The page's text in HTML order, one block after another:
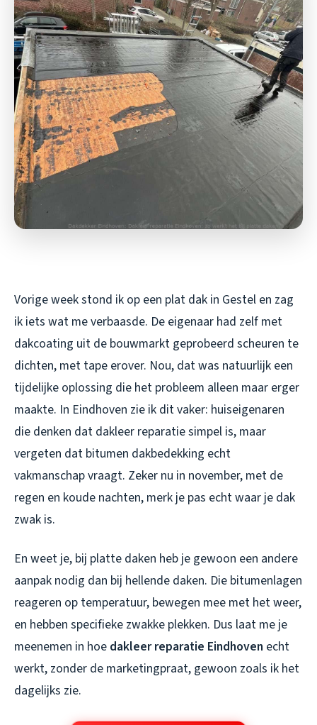
Vorige week stond ik op een plat dak in Gestel en zag
ik iets wat me verbaasde. De eigenaar had zelf met
dakcoating uit de bouwmarkt geprobeerd scheuren te
dichten, met tape erover. Nou, dat was natuurlijk een
tijdelijke oplossing die het probleem alleen maar erger
maakte. In Eindhoven zie ik dit vaker: huiseigenaren
die denken dat dakleer reparatie simpel is, maar
vergeten dat bitumen dakbedekking echt
vakmanschap vraagt. Zeker nu in november, met de
regen en koude nachten, merk je pas echt waar je dak
zwak is.
En weet je, bij platte daken heb je gewoon een andere
aanpak nodig dan bij hellende daken. Die bitumenlagen
reageren op temperatuur, bewegen mee met het weer,
en hebben specifieke zwakke plekken. Dus laat me je
meenemen in hoe dakleer reparatie Eindhoven echt
werkt, zonder de marketingpraat, gewoon zoals ik het
dagelijks zie.